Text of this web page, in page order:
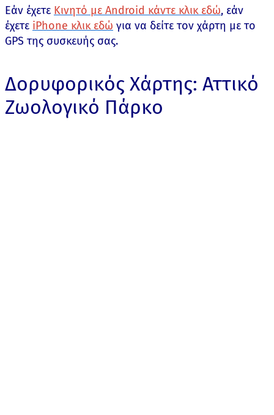
Εάν έχετε Κινητό με Android κάντε κλικ εδώ, εάν
έχετε iPhone κλικ εδώ για να δείτε τον χάρτη με το
GPS της συσκευής σας.
Δορυφορικός Χάρτης: Αττικό
Ζωολογικό Πάρκο